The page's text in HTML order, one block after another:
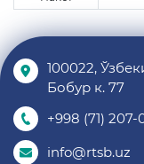
100022,
Бобур к. 77
+998 (71) 207-
info@rtsb.uz